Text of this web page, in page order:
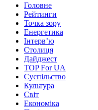
Головне
Рейтинги
Точка зору
Енергетика
Інтерв’ю
Столиця
Дайджест
TOP For UA
Суспiльство
Культура
Світ
Економіка